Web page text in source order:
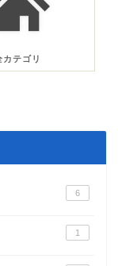
カテゴリ
6
1